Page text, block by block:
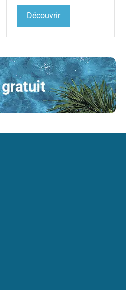
Découvrir